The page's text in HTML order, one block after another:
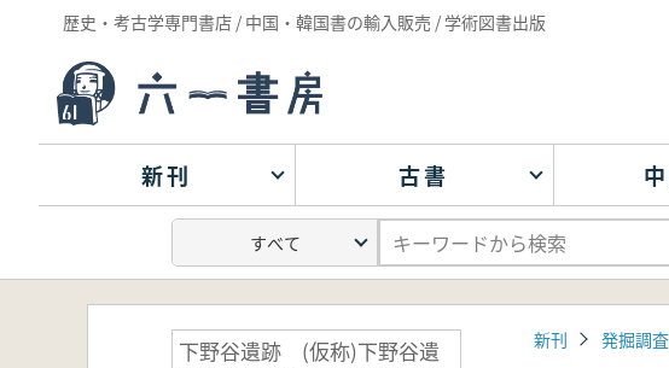
歴史・考古学専門書店 / 中国・韓国書の輸入販売 / 学術図書出版
新刊 古書
下野谷遺跡 (仮称)下野谷遺
新刊 発掘調